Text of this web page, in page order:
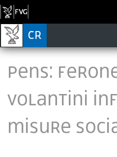
Pens:
volantini
misure